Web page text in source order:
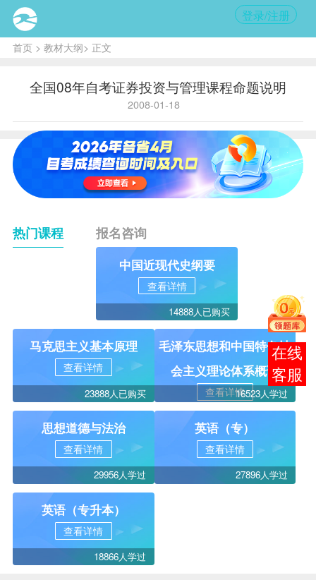
登录/注册
首页> 教材大纲> 正文
全国08年自考证券投资与管理课程命题说明
2008-01-18
热门课程 报名咨询
中国近现代史纲要
查看详情
14888人已购买
马克思主义基本原理
查看详情
23888人已购买
毛泽东思想和中国特色社
会主义理论体系概论
查看详情16523人学过
思想道德与法治
查看详情
29956人学过
英语（专）
查看详情
27896人学过
英语（专升本）
查看详情
18866人学过
在线
客服